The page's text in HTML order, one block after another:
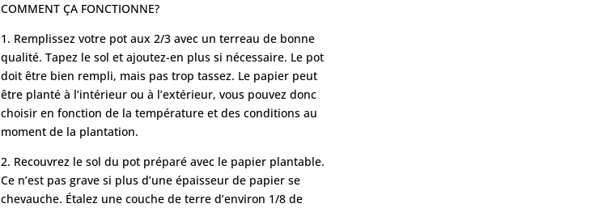
COMMENT ÇA FONCTIONNE?
1. Remplissez votre pot aux 2/3 avec un terreau de bonne
qualité. Tapez le sol et ajoutez-en plus si nécessaire. Le pot
doit être bien rempli, mais pas trop tassez. Le papier peut
être planté à l’intérieur ou à l’extérieur, vous pouvez donc
choisir en fonction de la température et des conditions au
moment de la plantation.
2. Recouvrez le sol du pot préparé avec le papier plantable.
Ce n’est pas grave si plus d’une épaisseur de papier se
chevauche. Étalez une couche de terre d’environ 1/8 de